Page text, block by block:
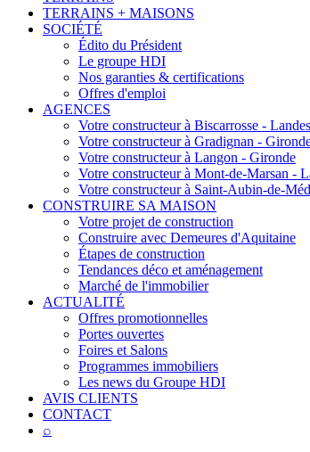
TERRAINS + MAISONS
SOCIÉTÉ
Édito du Président
Le groupe HDI
Nos garanties & certifications
Offres d'emploi
AGENCES
Votre constructeur à Biscarrosse - Landes
Votre constructeur à Gradignan -
Votre constructeur à Langon - Gironde
Votre constructeur à Mont-de-Marsan -
Votre constructeur à Saint-Aubin-de-
CONSTRUIRE SA MAISON
Votre projet de construction
Construire avec Demeures d'Aquitaine
Étapes de construction
Tendances déco et aménagement
Marché de l'immobilier
ACTUALITÉ
Offres promotionnelles
Portes ouvertes
Foires et Salons
Programmes immobiliers
Les news du Groupe HDI
AVIS CLIENTS
CONTACT
⌕